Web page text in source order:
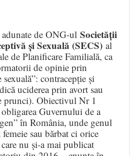
de ONG-ulSocietății
și Sexuală (SECS) al
de Planificare Familială, ca
de opinie prin
sexuală”: contracepție și
uciderea prin avort sau
prunci). Obiectivul Nr 1
Guvernului de a
în România, unde genul
sau bărbat ci orice
nu și-a mai publicat